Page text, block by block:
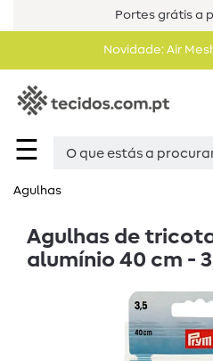
Portes grátis a
Novidade: Air
☰
Agulhas
Agulhas de
alumínio 40 cm -